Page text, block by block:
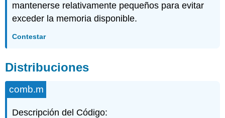
mantenerse relativamente pequeños para evitar
exceder la memoria disponible.
Contestar
Distribuciones
comb.m
Descripción del Código: